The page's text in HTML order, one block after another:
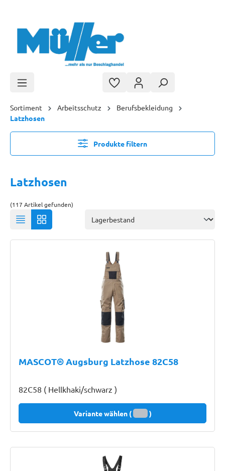
Sortiment Arbeitsschutz
Berufsbekleidung
Latzhosen
Produkte filtern
Latzhosen
(117 Artikel gefunden)
MASCOT® Augsburg Latzhose 82C58
82C58 ( Hellkhaki/schwarz )
Variante wählen ( )